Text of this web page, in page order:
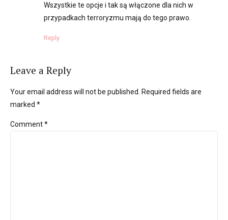
Wszystkie te opcje i tak są włączone dla nich w
przypadkach terroryzmu mają do tego prawo.
Reply
Leave a Reply
Your email address will not be published. Required fields are
marked *
Comment*